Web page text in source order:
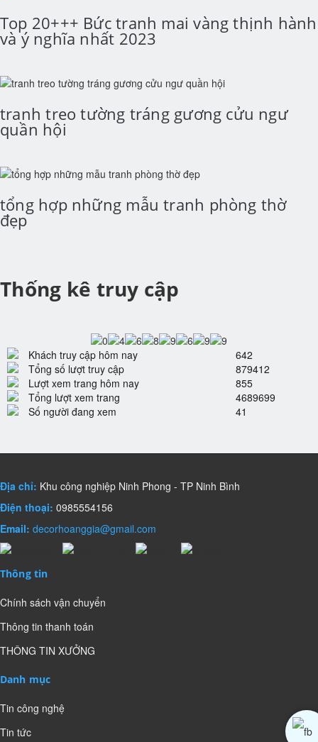
Top 20+++ Bức tranh mai vàng thịnh hành
và ý nghĩa nhất 2023
tranh treo tường tráng gương cửu ngư
quần hội
tổng hợp những mẫu tranh phòng thờ
đẹp
Thống kê truy cập
Khách truy cập hôm nay
642
Tổng số lượt truy cập
879412
Lượt xem trang hôm nay
855
Tổng lượt xem trang
4689699
Số người đang xem
41
Địa chỉ: Khu công nghiệp Ninh Phong - TP Ninh Bình
Điện thoại: 0985554156
Email: decorhoanggia@gmail.com
Thông tin
Chính sách vận chuyển
Thông tin thanh toán
THÔNG TIN XƯỞNG
Danh mục
Tin công nghệ
Tin tức